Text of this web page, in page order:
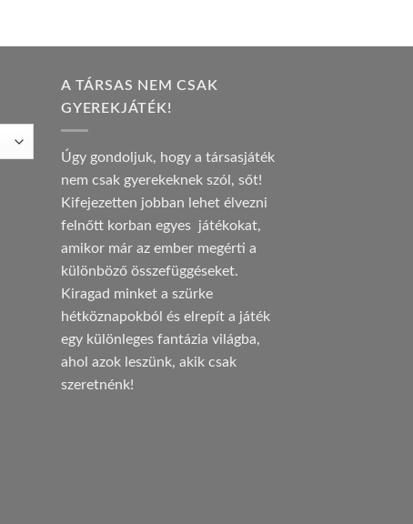
A TÁRSAS NEM CSAK
GYEREKJÁTÉK!
Úgy gondoljuk, hogy a társasjáték
nem csak gyerekeknek szól, sőt!
Kifejezetten jobban lehet élvezni
felnőtt korban egyes játékokat,
amikor már az ember megérti a
különböző összefüggéseket.
Kiragad minket a szürke
hétköznapokból és elrepít a játék
egy különleges fantázia világba,
ahol azok leszünk, akik csak
szeretnénk!